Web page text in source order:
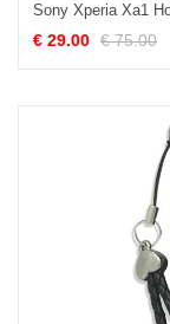
€ 29.00 € 75.00